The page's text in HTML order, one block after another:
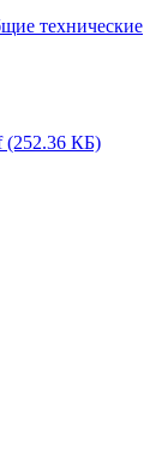
технические
(252.36 КБ)